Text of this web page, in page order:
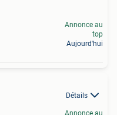
Annonce au
top
Aujourd'hui
Détails